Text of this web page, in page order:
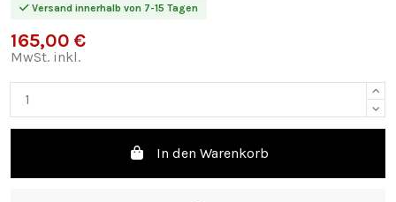
Versand innerhalb von 7-15 Tagen
165,00 €
MwSt. inkl.
In den Warenkorb